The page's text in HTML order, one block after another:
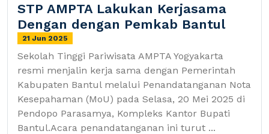
STP AMPTA Lakukan Kerjasama
Dengan dengan Pemkab Bantul
21 Jun 2025
Sekolah Tinggi Pariwisata AMPTA Yogyakarta
resmi menjalin kerja sama dengan Pemerintah
Kabupaten Bantul melalui Penandatanganan Nota
Kesepahaman (MoU) pada Selasa, 20 Mei 2025 di
Pendopo Parasamya, Kompleks Kantor Bupati
Bantul.Acara penandatanganan ini turut ...